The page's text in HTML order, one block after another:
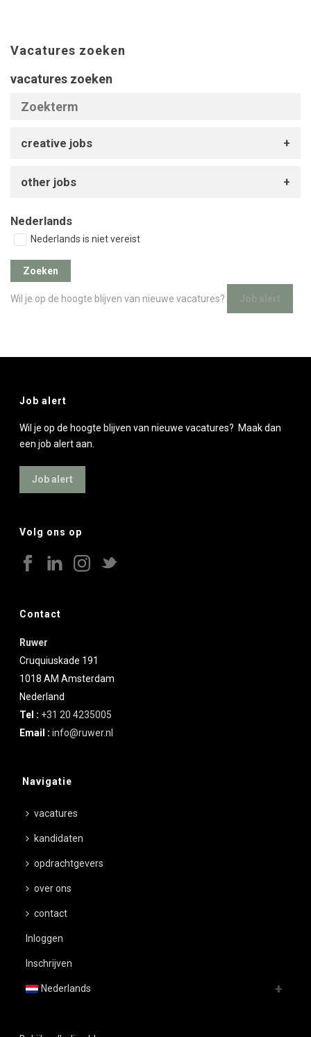
Vacatures zoeken
vacatures zoeken
creative jobs
other jobs
Nederlands
Nederlands is niet vereist
Wil je op de hoogte blijven van nieuwe vacatures? Job alert
Job alert
Wil je op de hoogte blijven van nieuwe vacatures? Maak dan
een job alert aan.
Job alert
Volg ons op
Contact
Ruwer
Cruquiuskade 191
1018 AM Amsterdam
Nederland
Tel : +31 20 4235005
Email :info@ruwer.nl
Navigatie
vacatures
kandidaten
opdrachtgevers
over ons
contact
Inloggen
Inschrijven
Nederlands